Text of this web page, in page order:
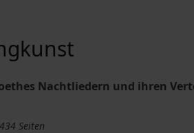
Nachtliedern und ihren
Seiten